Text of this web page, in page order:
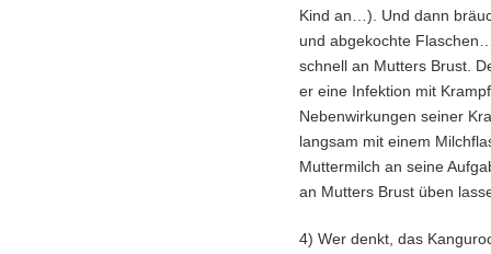
Kind an…). Und dann
und abgekochte
schnell an Mutters Brust.
er eine Infektion mit
Nebenwirkungen seiner
langsam mit einem
Muttermilch an seine
an Mutters Brust üben
4) Wer denkt, das